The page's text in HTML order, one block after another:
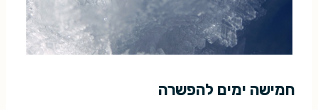
חמישה ימים להפשרה